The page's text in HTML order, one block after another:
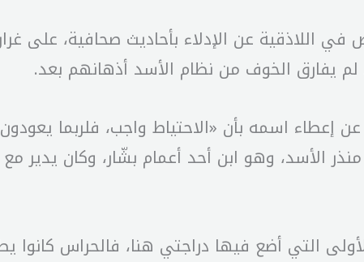
اللاذقية عن الإدلاء بأحاديث صحافية، على
يفارق الخوف من نظام الأسد أذهانهم بعد.
إحجامه عن إعطاء اسمه بأن «الاحتياط واجب،
التي أضع فيها دراجتي هنا، فالحراس كانوا